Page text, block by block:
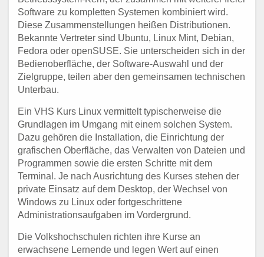
Software zu kompletten Systemen kombiniert wird.
Diese Zusammenstellungen heißen Distributionen.
Bekannte Vertreter sind Ubuntu, Linux Mint, Debian,
Fedora oder openSUSE. Sie unterscheiden sich in der
Bedienoberfläche, der Software-Auswahl und der
Zielgruppe, teilen aber den gemeinsamen technischen
Unterbau.
Ein VHS Kurs Linux vermittelt typischerweise die
Grundlagen im Umgang mit einem solchen System.
Dazu gehören die Installation, die Einrichtung der
grafischen Oberfläche, das Verwalten von Dateien und
Programmen sowie die ersten Schritte mit dem
Terminal. Je nach Ausrichtung des Kurses stehen der
private Einsatz auf dem Desktop, der Wechsel von
Windows zu Linux oder fortgeschrittene
Administrationsaufgaben im Vordergrund.
Die Volkshochschulen richten ihre Kurse an
erwachsene Lernende und legen Wert auf einen